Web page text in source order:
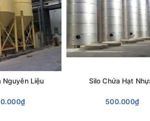
Nguyên Liệu Silo Chứa Hạt
500.000₫